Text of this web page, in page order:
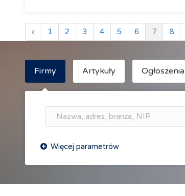
‹ 1 2 3 4 5 6 7 8
Firmy Artykuły Ogłoszenia